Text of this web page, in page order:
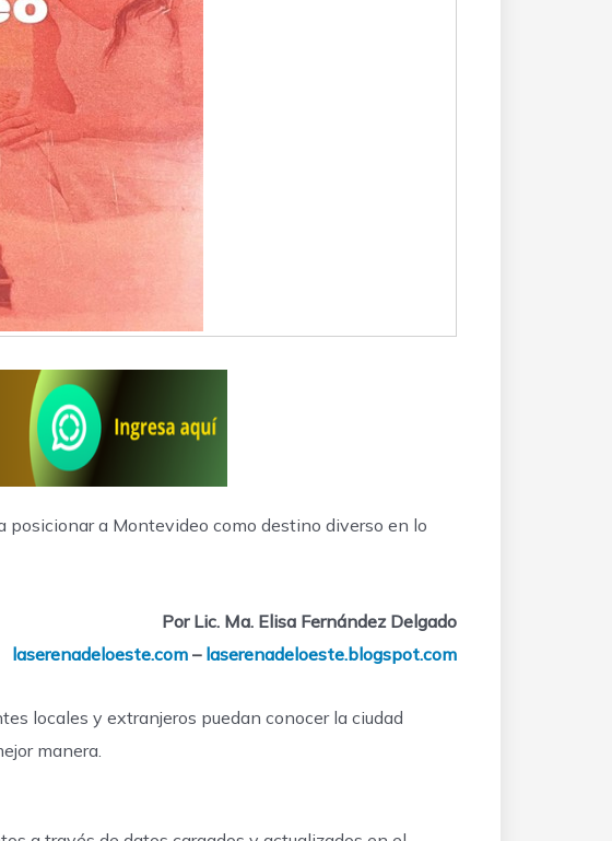
posicionar a Montevideo como destino diverso en lo
Por Lic. Ma. Elisa Fernández Delgado
laserenadeloeste.com – laserenadeloeste.blogspot.com
locales y extranjeros puedan conocer la ciudad
manera.